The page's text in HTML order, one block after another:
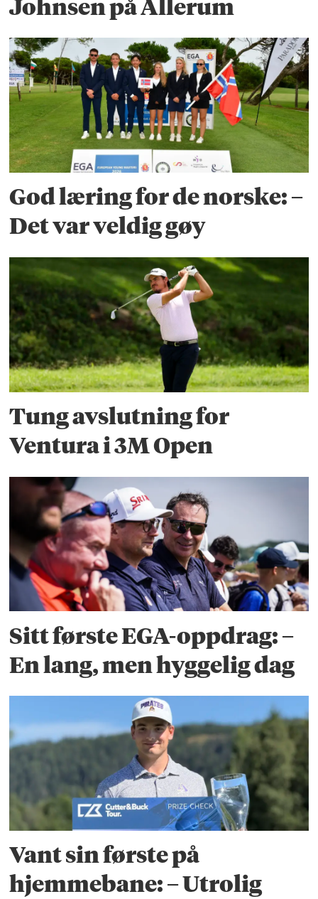
Johnsen på Allerum
God læring for de norske: –
Det var veldig gøy
Tung avslutning for
Ventura i 3M Open
Sitt første EGA-oppdrag: –
En lang, men hyggelig dag
Vant sin første på
hjemmebane: – Utrolig